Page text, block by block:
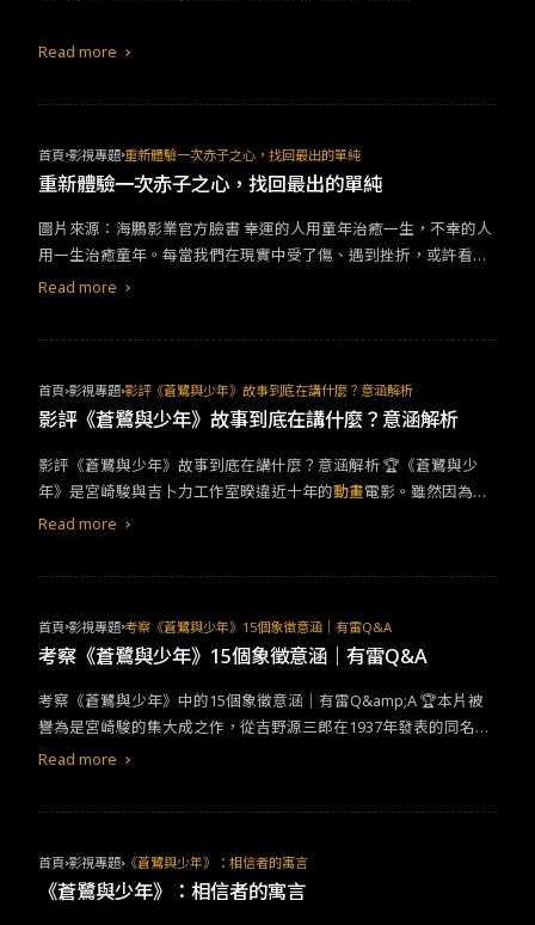
Read more
首頁 影視專題 重新體驗一次赤子之心，找回最出的單純
重新體驗一次赤子之心，找回最出的單純
圖片來源：海鵬影業官方臉書 幸運的人用童年治癒一生，不幸的人
用一生治癒童年。每當我們在現實中受了傷、遇到挫折，或許看一
下當年最打動我們的故事，這些電影的道理很簡單，但是每一次都
Read more
首頁 影視專題 影評《蒼鷺與少年》故事到底在講什麼？意涵解析
影評《蒼鷺與少年》故事到底在講什麼？意涵解析
​​影評《蒼鷺與少年》故事到底在講什麼？意涵解析​ 🏆​《蒼鷺與少
年》是宮崎駿與吉卜力工作室暌違近十年的動畫電影。雖然因為故
事艱澀隱晦、不易理解，在日本獲得非常兩極的評價，但其在日本
Read more
首頁 影視專題 考察《蒼鷺與少年》15個象徵意涵｜有雷Q&A
考察《蒼鷺與少年》15個象徵意涵｜有雷Q&A
考察​《蒼鷺與少年》中的15個象徵意涵｜有雷Q&amp;A​ 🏆​本片被
譽為是宮崎駿的集大成之作，從吉野源三郎在1937年發表的同名著
書〈君たちはどう生きるか〉中獲得極大的啟發，但電影看下卻是
Read more
首頁 影視專題 《蒼鷺與少年》：相信者的寓言
《蒼鷺與少年》：相信者的寓言